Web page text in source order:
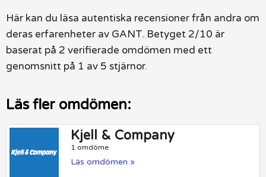
Här kan du läsa autentiska recensioner från andra om
deras erfarenheter av GANT. Betyget 2/10 är
baserat på 2 verifierade omdömen med ett
genomsnitt på 1 av 5 stjärnor.
Läs fler omdömen:
Kjell & Company
1 omdöme
Läs omdömen »